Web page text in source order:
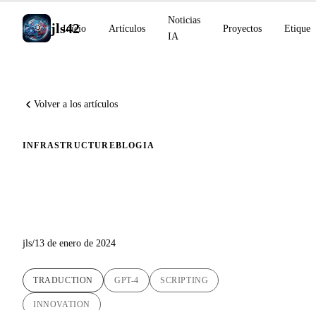
jls42
Inicio Artículos
Noticias
IA
Proyectos
Volver a los artículos
INFRASTRUCTUREBLOGIA
jls/13 de enero de 2024
TRADUCTION GPT-4 SCRIPTING
INNOVATION